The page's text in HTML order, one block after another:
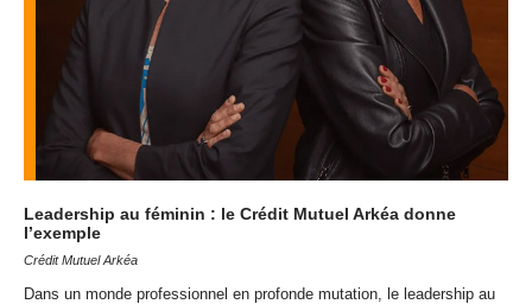
Leadership au féminin : le Crédit Mutuel Arkéa donne
l’exemple
Crédit Mutuel Arkéa
Dans un monde professionnel en profonde mutation, le leadership au